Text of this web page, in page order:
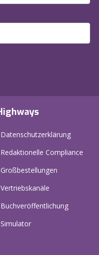
Datenschutzerklärung
Redaktionelle Compliance
Großbestellungen
Vertriebskanäle
Buchveröffentlichung
Simulator